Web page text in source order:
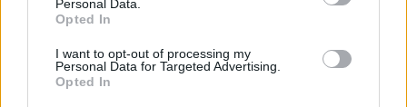
Personal Data.
Opted In
I want to opt-out of processing my
Personal Data for Targeted Advertising.
Opted In
Tracker Q1-Q3 2025